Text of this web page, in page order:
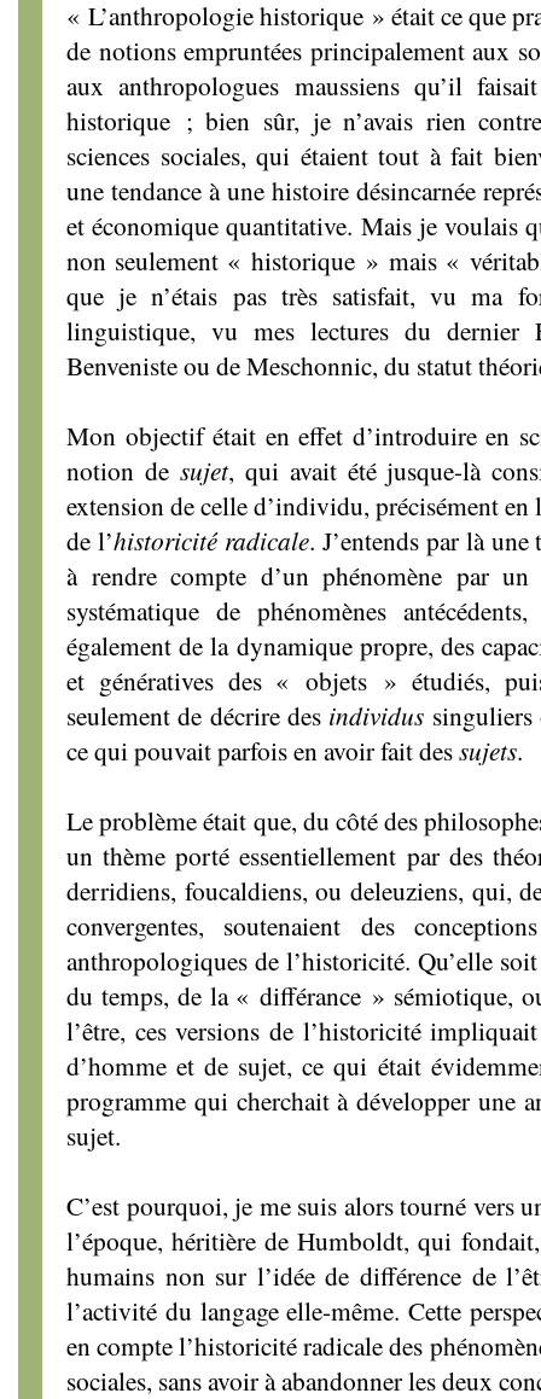
« L’anthropologie historique » était ce que
de notions empruntées principalement aux
aux anthropologues maussiens qu’il
historique ; bien sûr, je n’avais rien
sciences sociales, qui étaient tout à fait
une tendance à une histoire désincarnée
et économique quantitative. Mais je voulais
non seulement « historique » mais «
que je n’étais pas très satisfait, vu ma
linguistique, vu mes lectures du dernier
Benveniste ou de Meschonnic, du statut
Mon objectif était en effet d’introduire en
notion de sujet, qui avait été jusque-là
extension de celle d’individu, précisément
de l’historicité radicale. J’entends par là
à rendre compte d’un phénomène par
systématique de phénomènes
également de la dynamique propre, des
et génératives des « objets » étudiés,
seulement de décrire des individus
ce qui pouvait parfois en avoir fait dessujets.
Le problème était que, du côté des
un thème porté essentiellement par des
derridiens, foucaldiens, ou deleuziens, qui,
convergentes, soutenaient des
anthropologiques de l’historicité. Qu’elle
du temps, de la « différance » sémiotique,
l’être, ces versions de l’historicité
d’homme et de sujet, ce qui était
programme qui cherchait à développer une
sujet.
C’est pourquoi, je me suis alors tourné vers
l’époque, héritière de Humboldt, qui
humains non sur l’idée de différence de
l’activité du langage elle-même. Cette
en compte l’historicité radicale des
sociales, sans avoir à abandonner les deux